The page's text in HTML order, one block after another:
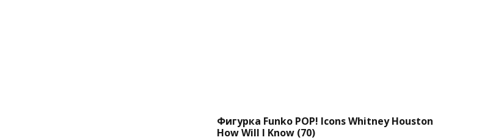
Фигурка Funko POP! Icons Whitney Houston
How Will I Know (70)